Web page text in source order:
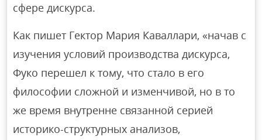
сфере дискурса.
Как пишет Гектор Мария Каваллари, «начав с
изучения условий производства дискурса,
Фуко перешел к тому, что стало в его
философии сложной и изменчивой, но в то
же время внутренне связанной серией
историко-структурных анализов,